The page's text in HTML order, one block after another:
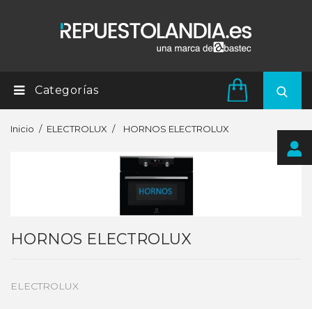
Categorías
Inicio ELECTROLUX HORNOS ELECTROLUX
HORNOS ELECTROLUX
ELECTROLUX